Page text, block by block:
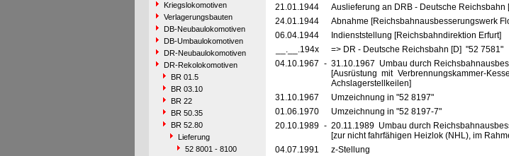
Kriegslokomotiven
Verlagerungsbauten
DB-Neubaulokomotiven
DB-Umbaulokomotiven
DR-Neubaulokomotiven
DR-Rekolokomotiven
BR 01.5
BR 03.10
BR 22
BR 50.35
BR 52.80
Lieferung
52 8001 - 8100
21.01.1944
Auslieferung an DRB - Deutsche Reichsbahn
24.01.1944
Abnahme [Reichsbahnausbesserungswerk
06.04.1944
Indienststellung [Reichsbahndirektion Erfurt]
__.__.194x
=> DR - Deutsche Reichsbahn [D] "52 7581"
04.10.1967 - 31.10.1967 Umbau durch
[Ausrüstung mit Verbrennungskammer-
Achslagerstellkeilen]
31.10.1967
Umzeichnung in "52 8197"
01.06.1970
Umzeichnung in "52 8197-7"
20.10.1989 - 20.11.1989 Umbau durch
[zur nicht fahrfähigen Heizlok (NHL), im
04.07.1991
z-Stellung